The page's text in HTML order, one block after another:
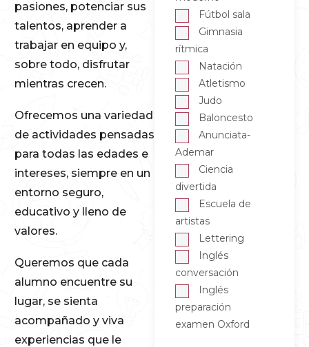
pasiones, potenciar sus
talentos, aprender a
trabajar en equipo y,
sobre todo, disfrutar
mientras crecen.
Ofrecemos una variedad
de actividades pensadas
para todas las edades e
intereses, siempre en un
entorno seguro,
educativo y lleno de
valores.
Queremos que cada
alumno encuentre su
lugar, se sienta
acompañado y viva
experiencias que le
Fútbol sala
Gimnasia
rítmica
Natación
Atletismo
Judo
Baloncesto
Anunciata-
Ademar
Ciencia
divertida
Escuela de
artistas
Lettering
Inglés
conversación
Inglés
preparación
examen Oxford